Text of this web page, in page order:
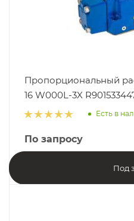
Пропорциональный
16 W000L-3X
Есть в
По запросу
Под